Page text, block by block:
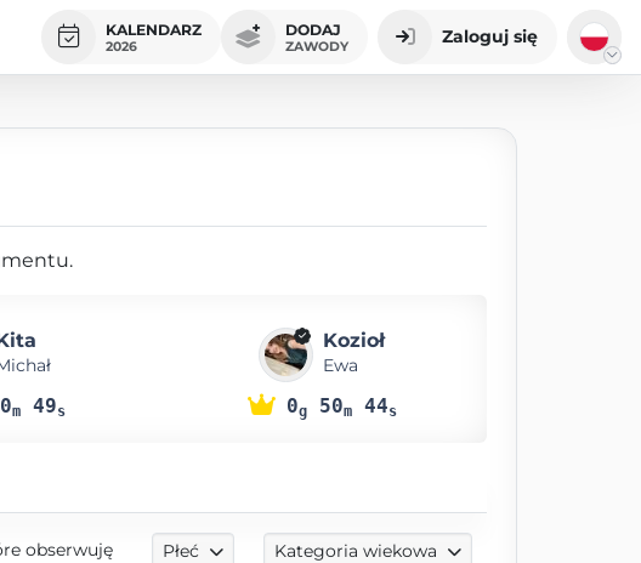
KALENDARZ
2026
DODAJ
ZAWODY Zaloguj się
m 49s
Kozioł
Ewa
0g50m44s
obserwuję Płeć Kategoria wiekowa